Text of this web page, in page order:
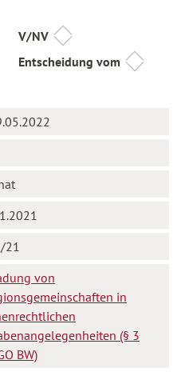
V/NV
Entscheidung vom
21
von
in
(§ 3
BW)